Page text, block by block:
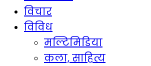
विचार
विविध
मल्टिमिडिया
कला, साहित्य